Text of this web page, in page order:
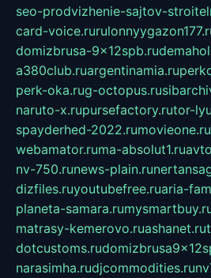
seo-prodvizhenie-sajtov-
card-voice.ru
domizbrusa-9x12spb.ru
a380club.ruargentinamia.ru
perk-oka.rug-octopus.ru
naruto-x.rupursefactory.rutor-
spayderhed-2022.rumovieone.ru
webamator.ruma-absolut1.ru
nv-750.runews-plain.ru
dizfiles.ruyoutubefree.ruaria-
planeta-samara.ru
matrasy-kemerovo.ruashanet.ru
dotcustoms.ru
narasimha.rudjcommodities.ru